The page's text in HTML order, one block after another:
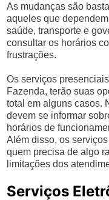
As mudanças são
aqueles que
saúde, transporte e
consultar os horários
frustrações.
Os serviços
Fazenda, terão suas
total em alguns casos.
devem se informar
horários de
Além disso, os
quem precisa de algo
limitações dos
Serviços